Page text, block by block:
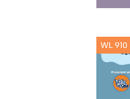
WL 910